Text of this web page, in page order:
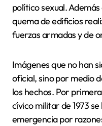
político sexual.
quema de edificios
fuerzas armadas y de
Imágenes que no han
oficial, sino por medio
los hechos. Por
cívico militar de 1973
emergencia por